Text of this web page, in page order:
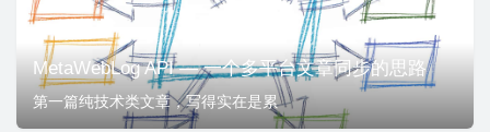
MetaWebLog API — 一个多平台文章同步的思路
第一篇纯技术类文章，写得实在是累